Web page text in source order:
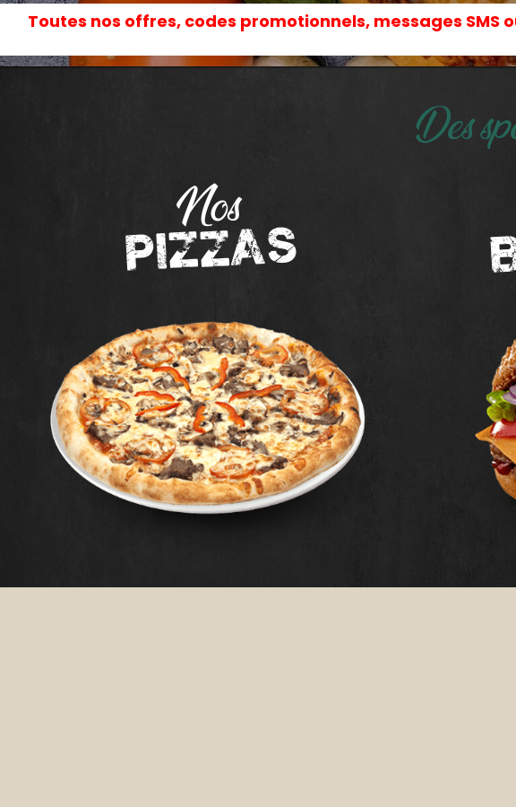
Toutes nos offres, codes promotionnels, messages
Préparation à la Commande Fraîcheur
Des
Nos
pizzas